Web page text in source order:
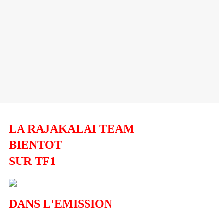
LA RAJAKALAI TEAM
BIENTOT
SUR TF1
DANS L'EMISSION